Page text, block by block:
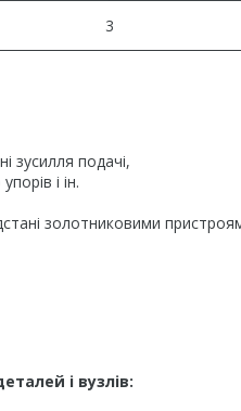
3
зусилля подачі,
і ін.
золотниковими
і вузлів: